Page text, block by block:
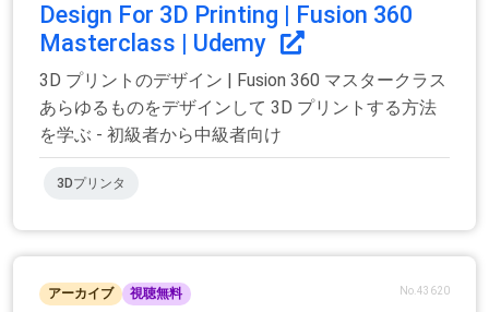
Design For 3D Printing | Fusion 360
Masterclass | Udemy
3D プリントのデザイン | Fusion 360 マスタークラス
あらゆるものをデザインして 3D プリントする方法
を学ぶ - 初級者から中級者向け
3Dプリンタ
アーカイブ 視聴無料 No.43620